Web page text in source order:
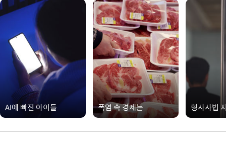
AI에 빠진 아이들 폭염 속 경제는 형사사법